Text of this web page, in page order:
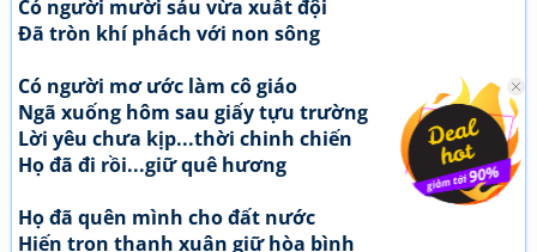
Có người mười sáu vừa xuất đội
Đã tròn khí phách với non sông
Có người mơ ước làm cô giáo
Ngã xuống hôm sau giấy tựu trường
Lời yêu chưa kịp...thời chinh chiến
Họ đã đi rồi...giữ quê hương
Họ đã quên mình cho đất nước
Hiến trọn thanh xuân giữ hòa bình